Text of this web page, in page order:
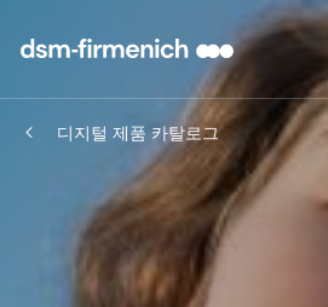
디지털 제품 카탈로그